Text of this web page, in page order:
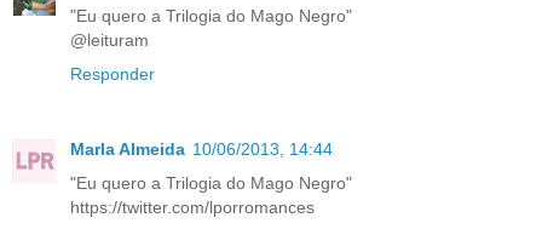
"Eu quero a Trilogia do Mago Negro"
@leituram
Responder
Marla Almeida 10/06/2013, 14:44
"Eu quero a Trilogia do Mago Negro"
https://twitter.com/lporromances